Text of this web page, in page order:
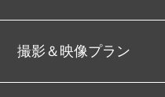
撮影＆映像プラン